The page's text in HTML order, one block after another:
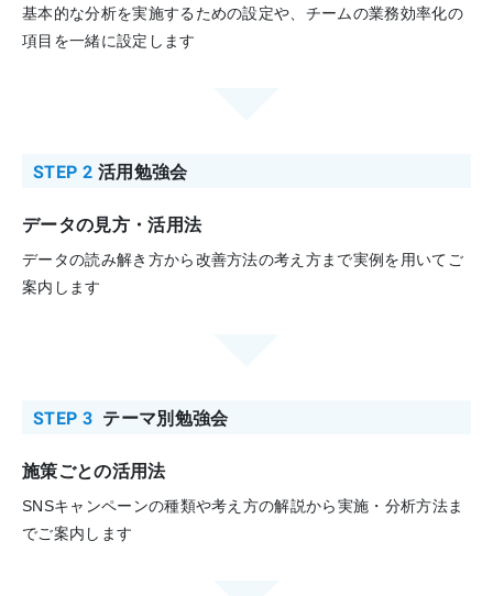
基本的な分析を実施するための設定や、チームの業務効率化の
項目を一緒に設定します
STEP 2 活用勉強会
データの見方・活用法
データの読み解き方から改善方法の考え方まで実例を用いてご
案内します
STEP 3 テーマ別勉強会
施策ごとの活用法
SNSキャンペーンの種類や考え方の解説から実施・分析方法ま
でご案内します